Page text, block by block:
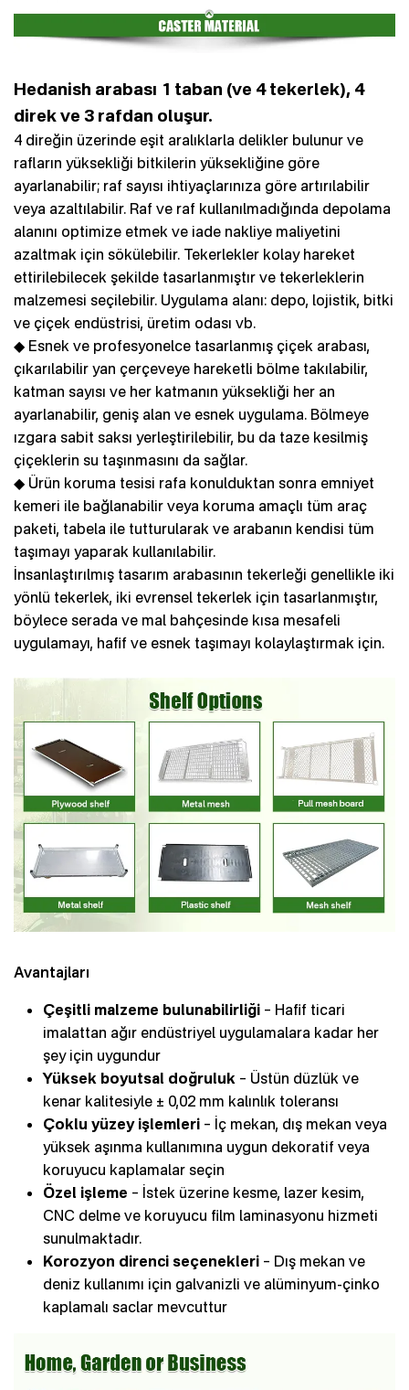
Hedanish arabası 1 taban (ve 4 tekerlek), 4
direk ve 3 rafdan oluşur.
4 direğin üzerinde eşit aralıklarla delikler bulunur ve
rafların yüksekliği bitkilerin yüksekliğine göre
ayarlanabilir; raf sayısı ihtiyaçlarınıza göre artırılabilir
veya azaltılabilir. Raf ve raf kullanılmadığında depolama
alanını optimize etmek ve iade nakliye maliyetini
azaltmak için sökülebilir. Tekerlekler kolay hareket
ettirilebilecek şekilde tasarlanmıştır ve tekerleklerin
malzemesi seçilebilir. Uygulama alanı: depo, lojistik, bitki
ve çiçek endüstrisi, üretim odası vb.
◆ Esnek ve profesyonelce tasarlanmış çiçek arabası,
çıkarılabilir yan çerçeveye hareketli bölme takılabilir,
katman sayısı ve her katmanın yüksekliği her an
ayarlanabilir, geniş alan ve esnek uygulama. Bölmeye
ızgara sabit saksı yerleştirilebilir, bu da taze kesilmiş
çiçeklerin su taşınmasını da sağlar.
◆ Ürün koruma tesisi rafa konulduktan sonra emniyet
kemeri ile bağlanabilir veya koruma amaçlı tüm araç
paketi, tabela ile tutturularak ve arabanın kendisi tüm
taşımayı yaparak kullanılabilir.
İnsanlaştırılmış tasarım arabasının tekerleği genellikle iki
yönlü tekerlek, iki evrensel tekerlek için tasarlanmıştır,
böylece serada ve mal bahçesinde kısa mesafeli
uygulamayı, hafif ve esnek taşımayı kolaylaştırmak için.
Avantajları
Çeşitli malzeme bulunabilirliği – Hafif ticari
imalattan ağır endüstriyel uygulamalara kadar her
şey için uygundur
Yüksek boyutsal doğruluk – Üstün düzlük ve
kenar kalitesiyle ± 0,02 mm kalınlık toleransı
Çoklu yüzey işlemleri – İç mekan, dış mekan veya
yüksek aşınma kullanımına uygun dekoratif veya
koruyucu kaplamalar seçin
Özel işleme – İstek üzerine kesme, lazer kesim,
CNC delme ve koruyucu film laminasyonu hizmeti
sunulmaktadır.
Korozyon direnci seçenekleri – Dış mekan ve
deniz kullanımı için galvanizli ve alüminyum-çinko
kaplamalı saclar mevcuttur